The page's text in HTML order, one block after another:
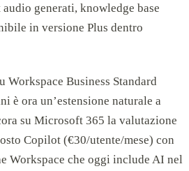
generati, knowledge base
in versione Plus dentro
Workspace Business Standard
è ora un’estensione naturale a
su Microsoft 365 la valutazione
Copilot (€30/utente/mese) con
Workspace che oggi include AI nel